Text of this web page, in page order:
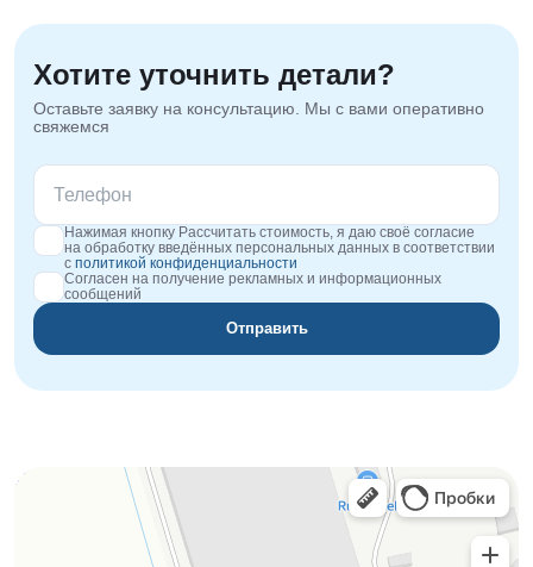
Хотите уточнить детали?
Оставьте заявку на консультацию. Мы с вами оперативно
свяжемся
Нажимая кнопку Рассчитать стоимость, я даю своё согласие
на обработку введённых персональных данных в соответствии
с политикой конфиденциальности
Согласен на получение рекламных и информационных
сообщений
Отправить
Orgplex
Оргстекло, поликарбонат в Лыткарине
Торговое оборудование в Лыткарине